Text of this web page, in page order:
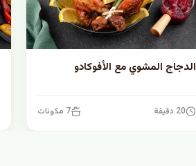
الدجاج المشوي مع الأفوكادو
20 دقيقة 7 مكونات